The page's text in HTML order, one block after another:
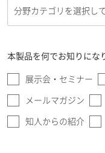
本製品を何でお知りにな
展示会・セミナー
メールマガジン
知人からの紹介